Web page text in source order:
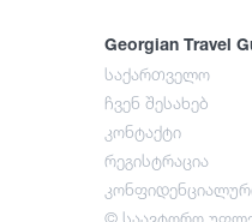
Georgian Travel
საქართველო
ჩვენ შესახებ
კონტაქტი
რეგისტრაცია
© საავტორო